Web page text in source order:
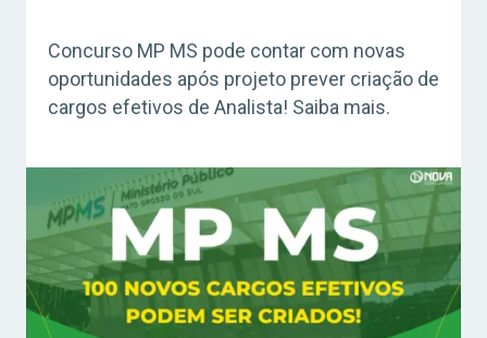
Concurso MP MS pode contar com novas
oportunidades após projeto prever criação de
cargos efetivos de Analista! Saiba mais.